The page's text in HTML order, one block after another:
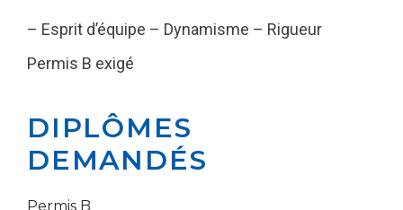
– Esprit d’équipe – Dynamisme – Rigueur
Permis B exigé
DIPLÔMES
DEMANDÉS
Permis B